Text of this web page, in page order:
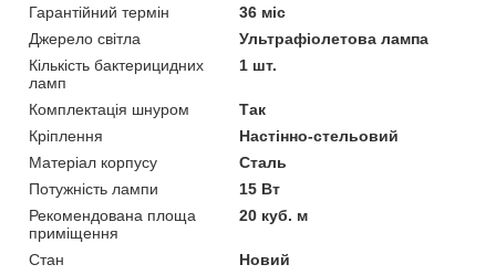
Гарантійний термін
36 міс
Джерело світла
Ультрафіолетова лампа
Кількість бактерицидних
ламп
1 шт.
Комплектація шнуром
Так
Кріплення
Настінно-стельовий
Матеріал корпусу
Сталь
Потужність лампи
15 Вт
Рекомендована площа
приміщення
20 куб. м
Стан
Новий